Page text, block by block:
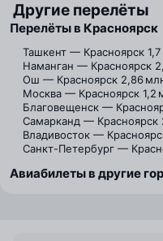
Другие перелёты
Перелёты в Красноярск
Ташкент — Красноярск
Наманган — Красноярск
Ош — Красноярск 2,86
Москва — Красноярск 1,2
Благовещенск —
Самарканд — Красноярск
Владивосток —
Санкт-Петербург —
Авиабилеты в другие